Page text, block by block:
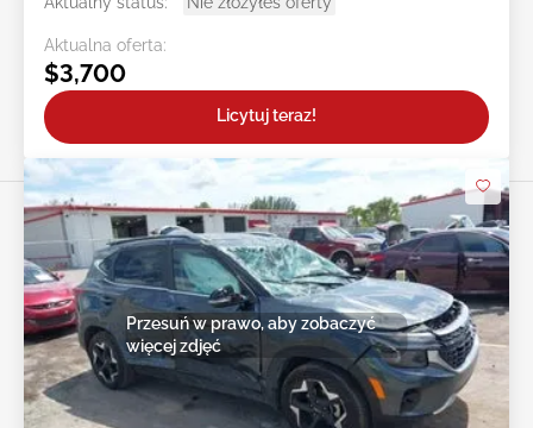
Aktualna oferta:
$3,700
Licytuj teraz!
Przesuń w prawo, aby zobaczyć
więcej zdjęć